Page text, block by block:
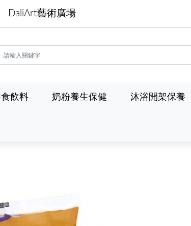
DaliArt藝術廣場
飲料 奶粉養生保健 沐浴開架保養